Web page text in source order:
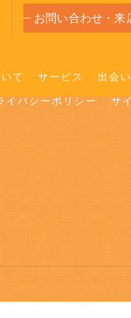
お問い合わせ・来
て サービス 出会
イバシーポリシー サ